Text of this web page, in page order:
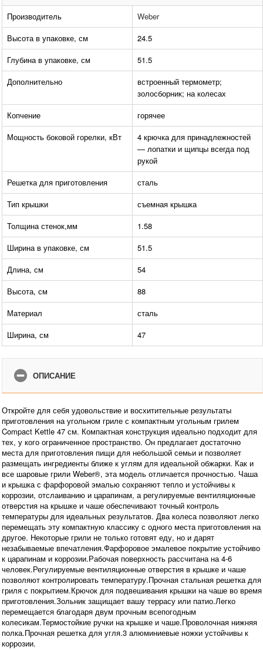
Производитель
Weber
Высота в упаковке, см
24.5
Глубина в упаковке, см
51.5
Дополнительно
встроенный термометр;
золосборник; на колесах
Копчение
горячее
Мощность боковой горелки, кВт
4 крючка для принадлежностей
— лопатки и щипцы всегда под
рукой
Решетка для приготовления
сталь
Тип крышки
съемная крышка
Толщина стенок,мм
1.58
Ширина в упаковке, см
51.5
Длина, см
54
Высота, см
88
Материал
сталь
Ширина, см
47
ОПИСАНИЕ
Откройте для себя удовольствие и восхитительные результаты
приготовления на угольном гриле с компактным угольным грилем
Compact Kettle 47 см. Компактная конструкция идеально подходит для
тех, у кого ограниченное пространство. Он предлагает достаточно
места для приготовления пищи для небольшой семьи и позволяет
размещать ингредиенты ближе к углям для идеальной обжарки. Как и
все шаровые грили Weber®, эта модель отличается прочностью. Чаша
и крышка с фарфоровой эмалью сохраняют тепло и устойчивы к
коррозии, отслаиванию и царапинам, а регулируемые вентиляционные
отверстия на крышке и чаше обеспечивают точный контроль
температуры для идеальных результатов. Два колеса позволяют легко
перемещать эту компактную классику с одного места приготовления на
другое. Некоторые грили не только готовят еду, но и дарят
незабываемые впечатления.Фарфоровое эмалевое покрытие устойчиво
к царапинам и коррозии.Рабочая поверхность рассчитана на 4-6
человек.Регулируемые вентиляционные отверстия в крышке и чаше
позволяют контролировать температуру.Прочная стальная решетка для
гриля с покрытием.Крючок для подвешивания крышки на чаше во время
приготовления.Зольник защищает вашу террасу или патио.Легко
перемещается благодаря двум прочным всепогодным
колесикам.Термостойкие ручки на крышке и чаше.Проволочная нижняя
полка.Прочная решетка для угля.3 алюминиевые ножки устойчивы к
коррозии.